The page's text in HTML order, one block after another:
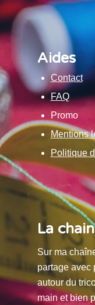
Aides
Contact
FAQ
Promo
Mentions
Politique
La
Sur ma
partage avec
autour du
main et bien